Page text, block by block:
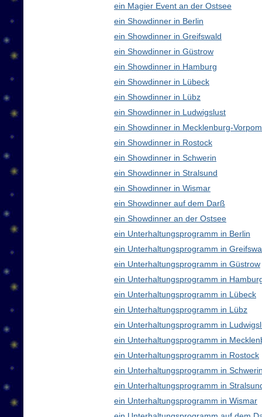
ein Magier Event an der Ostsee
ein Showdinner in Berlin
ein Showdinner in Greifswald
ein Showdinner in Güstrow
ein Showdinner in Hamburg
ein Showdinner in Lübeck
ein Showdinner in Lübz
ein Showdinner in Ludwigslust
ein Showdinner in Mecklenburg-
ein Showdinner in Rostock
ein Showdinner in Schwerin
ein Showdinner in Stralsund
ein Showdinner in Wismar
ein Showdinner auf dem Darß
ein Showdinner an der Ostsee
ein Unterhaltungsprogramm in Berlin
ein Unterhaltungsprogramm in
ein Unterhaltungsprogramm in Güstrow
ein Unterhaltungsprogramm in
ein Unterhaltungsprogramm in Lübeck
ein Unterhaltungsprogramm in Lübz
ein Unterhaltungsprogramm in
ein Unterhaltungsprogramm in
ein Unterhaltungsprogramm in Rostock
ein Unterhaltungsprogramm in
ein Unterhaltungsprogramm in
ein Unterhaltungsprogramm in Wismar